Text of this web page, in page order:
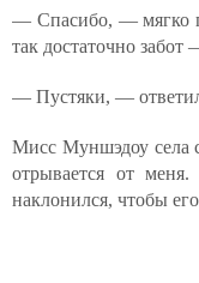
— Спасибо, — мягко
так достаточно забот
— Пустяки, —
Мисс Муншэдоу села
отрывается от
наклонился, чтобы